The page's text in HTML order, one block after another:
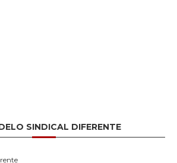
SINDICAL DIFERENTE